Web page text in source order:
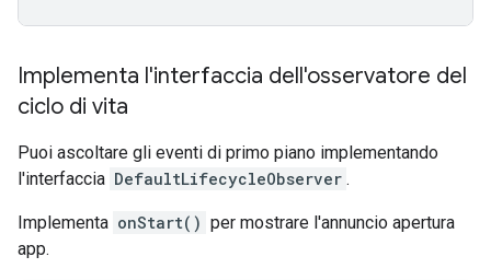
Implementa l'interfaccia dell'osservatore del
ciclo di vita
Puoi ascoltare gli eventi di primo piano implementando
l'interfaccia DefaultLifecycleObserver .
Implementa onStart() per mostrare l'annuncio apertura
app.